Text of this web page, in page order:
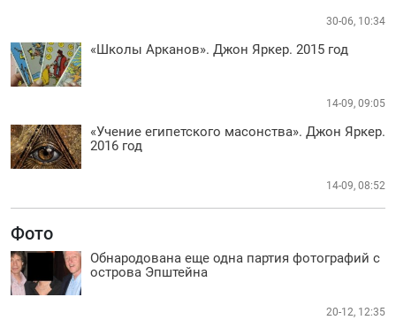
30-06, 10:34
«Школы Арканов». Джон Яркер. 2015 год
14-09, 09:05
«Учение египетского масонства». Джон Яркер.
2016 год
14-09, 08:52
Фото
Обнародована еще одна партия фотографий с
острова Эпштейна
20-12, 12:35